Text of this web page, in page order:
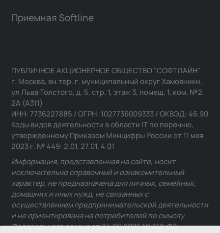
Приемная Softline
ПУБЛИЧНОЕ АКЦИОНЕРНОЕ ОБЩЕСТВО "СОФТЛАЙН"
г. Москва, вн.тер. г. муниципальный округ Хамовники,
ул Льва Толстого, д. 5, стр. 1, этаж 3, помещ. 1, ком. №2,
2А (А311)
ИНН: 7736227885 / ОГРН: 1027736009333 / ОКВЭД: 46.90
Коды видов деятельности в области IT по перечню,
утвержденному Приказом Минцифры России от 11 мая
2023 г. № 449: 2.01, 27.01, 4.01
Информация, представленная на сайте, носит
исключительно справочный и ознакомительный
характер, не предназначена для личных, семейных,
домашних и иных нужд, не связанных с
осуществлением предпринимательской деятельности
и не ориентирована на потребителей по смыслу
Федерального закона от 24.06.2025 № 168-ФЗ.